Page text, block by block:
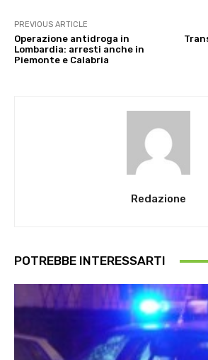
PREVIOUS ARTICLE
Operazione antidroga in
Lombardia: arresti anche in
Piemonte e Calabria
Redazione
POTREBBE INTERESSARTI